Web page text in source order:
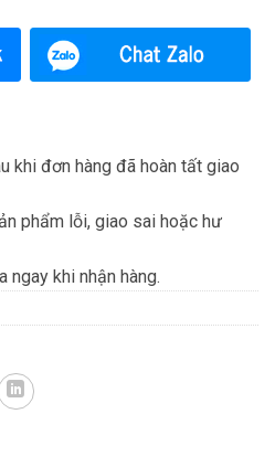
khi đơn hàng đã hoàn tất giao
phẩm lỗi, giao sai hoặc hư
ngay khi nhận hàng.